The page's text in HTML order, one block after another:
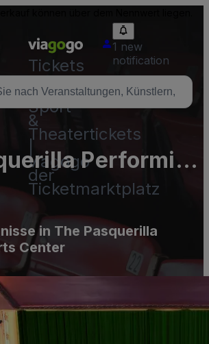
Tickets
-
Konzert-,
Sport-
&
Theatertickets
viagogo
der
Ticketmarktplatz
1 new
notification
Performing
in The Pasquerilla
Center